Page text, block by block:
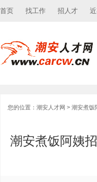
首页 找工作 招人才
您的位置： 潮安人才网 > 潮安煮饭
潮安煮饭阿姨